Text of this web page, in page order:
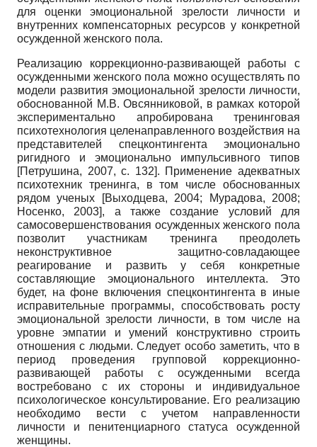
для оценки эмоциональной зрелости личности и
внутренних компенсаторных ресурсов у конкретной
осужденной женского пола.
Реализацию коррекционно-развивающей работы с
осужденными женского пола можно осуществлять по
модели развития эмоциональной зрелости личности,
обоснованной М.В. Овсянниковой, в рамках которой
экспериментально апробирована тренинговая
психотехнология целенаправленного воздействия на
представителей спецконтингента эмоционально
ригидного и эмоционально импульсивного типов
[Петрушина, 2007, с. 132]. Применение адекватных
психотехник тренинга, в том числе обоснованных
рядом ученых
[Выходцева, 2004; Мурадова, 2008;
Носенко, 2003], а также создание условий для
самосовершенствования осужденных женского пола
позволит участникам тренинга преодолеть
неконструктивное защитно-совладающее
реагирование и развить у себя конкретные
составляющие эмоционального интеллекта. Это
будет, на фоне включения спецконтингента в иные
исправительные программы, способствовать росту
эмоциональной зрелости личности, в том числе на
уровне эмпатии и умений конструктивно строить
отношения с людьми. Следует особо заметить, что в
период проведения групповой коррекционно-
развивающей работы с осужденными всегда
востребовано с их стороны и индивидуальное
психологическое консультирование. Его реализацию
необходимо вести с учетом направленности
личности и пенитенциарного статуса осужденной
женщины.